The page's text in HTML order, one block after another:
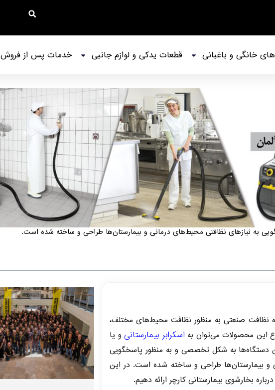
خانگی و باغبانی قطعات یدکی و لوازم جانبی خدمات پس از فروش
به نیاز‌های نظافتی محیط‌های درمانی و بیمارستان‌ها طراحی و ساخته شده است.
نظافت صنعتی به منظور نظافت محیط‌های مختلف،
این محصولات می‌توان به اسکرابر بیمارستانیو یا
دستگاه‌ها به شکل تخصصی و به منظور پاسخگویی
و بیمارستان‌ها طراحی و ساخته شده است. در این
بخارشوی بیمارستانی کارچر ارائه دهیم.